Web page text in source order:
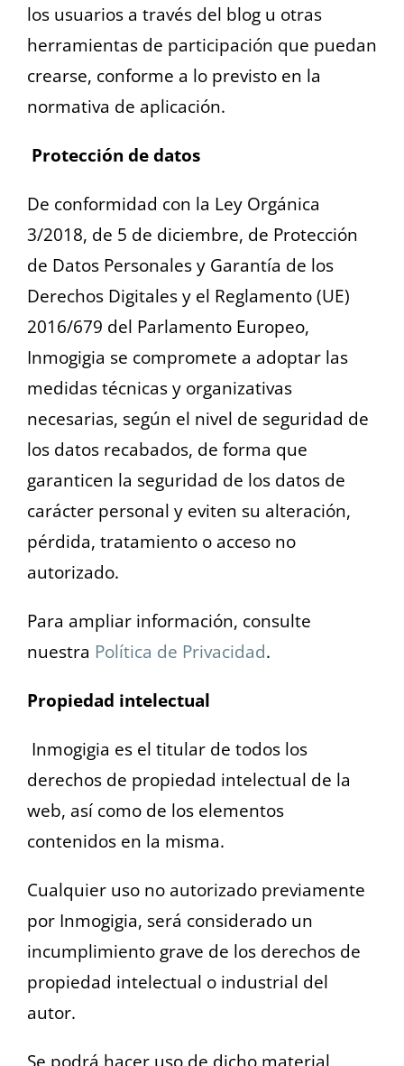
los usuarios a través del blog u otras
herramientas de participación que puedan
crearse, conforme a lo previsto en la
normativa de aplicación.
Protección de datos
De conformidad con la Ley Orgánica
3/2018, de 5 de diciembre, de Protección
de Datos Personales y Garantía de los
Derechos Digitales y el Reglamento (UE)
2016/679 del Parlamento Europeo,
Inmogigia se compromete a adoptar las
medidas técnicas y organizativas
necesarias, según el nivel de seguridad de
los datos recabados, de forma que
garanticen la seguridad de los datos de
carácter personal y eviten su alteración,
pérdida, tratamiento o acceso no
autorizado.
Para ampliar información, consulte
nuestra Política de Privacidad.
Propiedad intelectual
Inmogigia es el titular de todos los
derechos de propiedad intelectual de la
web, así como de los elementos
contenidos en la misma.
Cualquier uso no autorizado previamente
por Inmogigia, será considerado un
incumplimiento grave de los derechos de
propiedad intelectual o industrial del
autor.